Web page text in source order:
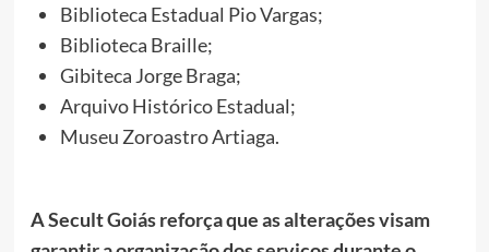
Biblioteca Estadual Pio Vargas;
Biblioteca Braille;
Gibiteca Jorge Braga;
Arquivo Histórico Estadual;
Museu Zoroastro Artiaga.
A Secult Goiás reforça que as alterações visam